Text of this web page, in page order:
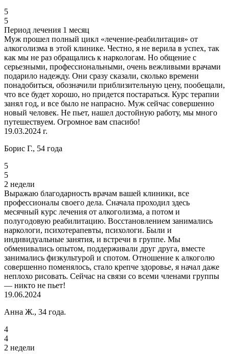
5
5
Период лечения 1 месяц
Муж прошел полный цикл «лечение-реабилитация» от
алкоголизма в этой клинике. Честно, я не верила в успех, так
как мы не раз обращались к наркологам. Но общение с
серьезными, профессиональными, очень вежливыми врачами
подарило надежду. Они сразу сказали, сколько времени
понадобиться, обозначили приблизительную цену, пообещали,
что все будет хорошо, но придется постараться. Курс терапии
занял год, и все было не напрасно. Муж сейчас совершенно
новый человек. Не пьет, нашел достойную работу, мы много
путешествуем. Огромное вам спасибо!
19.03.2024 г.
Борис Г., 54 года
5
5
2 недели
Выражаю благодарность врачам вашей клиники, все
профессионалы своего дела. Сначала проходил здесь
месячный курс лечения от алкоголизма, а потом и
полугодовую реабилитацию. Восстановлением занимались
наркологи, психотерапевты, психологи. Были и
индивидуальные занятия, и встречи в группе. Мы
обменивались опытом, поддерживали друг друга, вместе
занимались физкультурой и спотом. Отношение к алкоголю
совершенно поменялось, стало крепче здоровье, я начал даже
неплохо рисовать. Сейчас на связи со всеми членами группы
— никто не пьет!
19.06.2024
Анна Ж., 34 года.
4
4
2 недели